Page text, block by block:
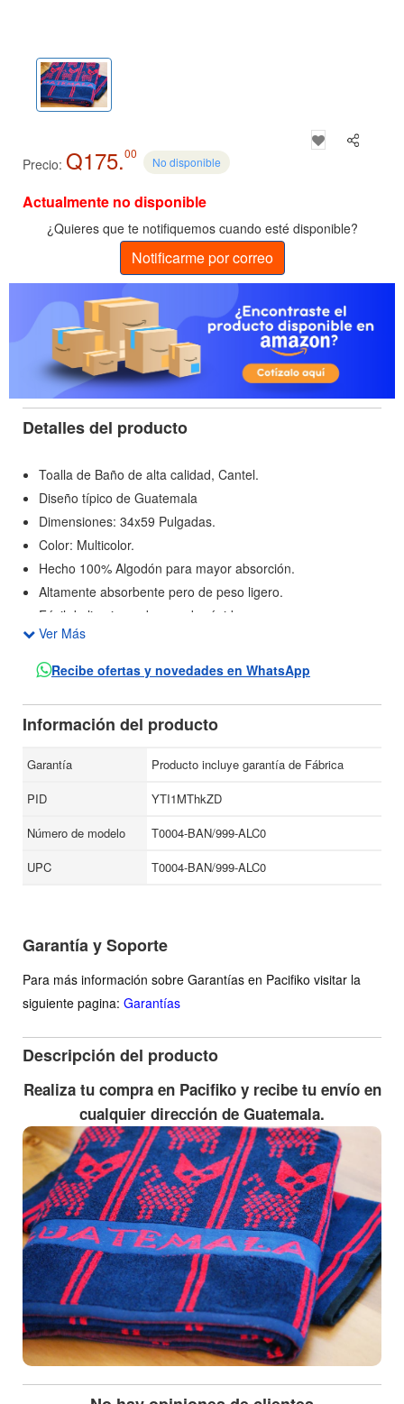
Precio: Q175.00
No disponible
Actualmente no disponible
¿Quieres que te notifiquemos cuando esté disponible?
Notificarme por correo
Detalles del producto
Toalla de Baño de alta calidad, Cantel.
Diseño típico de Guatemala
Dimensiones: 34x59 Pulgadas.
Color: Multicolor.
Hecho 100% Algodón para mayor absorción.
Altamente absorbente pero de peso ligero.
Fácil de limpiar, y de secado rápido.
Proporciona al cuerpo un tacto suave y delicado al mismo
tiempo que absorbe la humedad.
belleza, etc.
Ver Más
Recibe ofertas y novedades en WhatsApp
Información del producto
Garantía
Producto incluye garantía de Fábrica
PID
YTI1MThkZD
Número de modelo
T0004-BAN/999-ALC0
UPC
T0004-BAN/999-ALC0
Garantía y Soporte
Para más información sobre Garantías en Pacifiko visitar la
siguiente pagina: Garantías
Descripción del producto
Realiza tu compra en Pacifiko y recibe tu envío en
cualquier dirección de Guatemala.